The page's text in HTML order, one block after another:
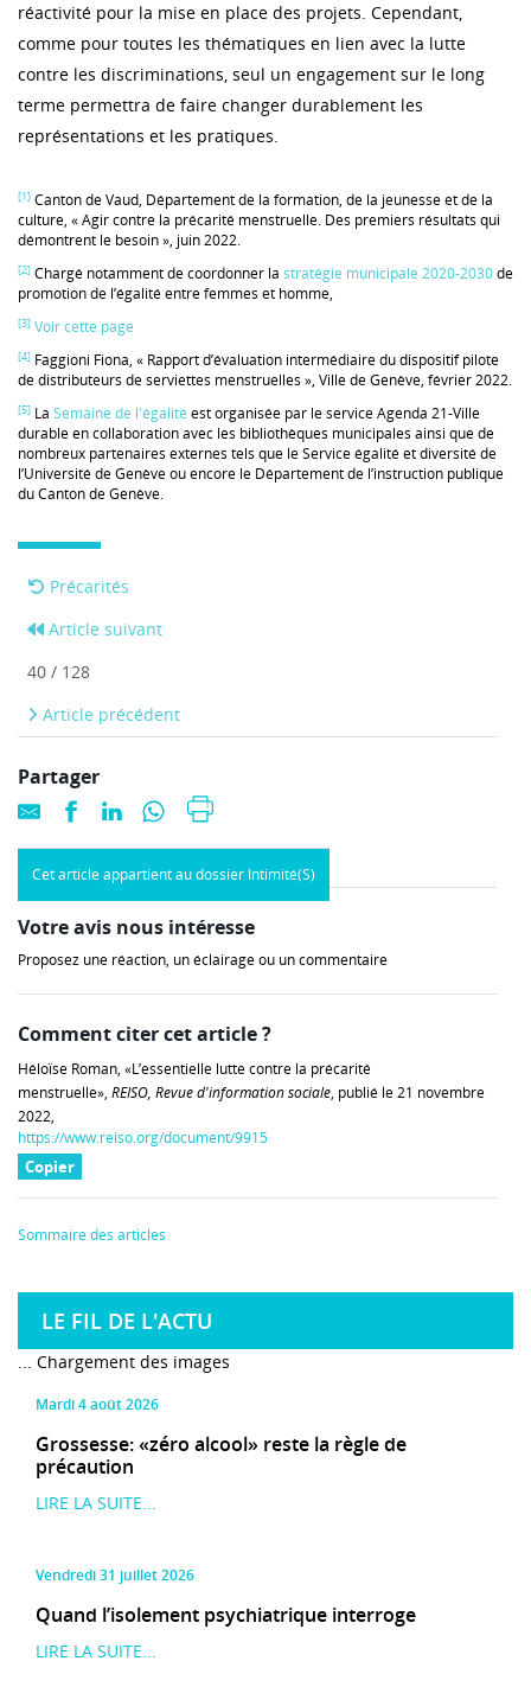
réactivité pour la mise en place des projets. Cependant,
comme pour toutes les thématiques en lien avec la lutte
contre les discriminations, seul un engagement sur le long
terme permettra de faire changer durablement les
représentations et les pratiques.
[1] Canton de Vaud, Département de la formation, de la jeunesse et de la
culture, « Agir contre la précarité menstruelle. Des premiers résultats qui
démontrent le besoin », juin 2022.
[2] Chargé notamment de coordonner la stratégie municipale 2020-2030de
promotion de l’égalité entre femmes et homme,
[3] Voir cette page
[4] Faggioni Fiona, « Rapport d’évaluation intermédiaire du dispositif pilote
de distributeurs de serviettes menstruelles », Ville de Genève, février 2022.
[5] La Semaine de l'égalité est organisée par le service Agenda 21-Ville
durable en collaboration avec les bibliothèques municipales ainsi que de
nombreux partenaires externes tels que le Service égalité et diversité de
l’Université de Genève ou encore le Département de l’instruction publique
du Canton de Genève.
Précarités
Article suivant
40 / 128
Article précédent
Partager
Cet article appartient au dossier Intimité(S)
Votre avis nous intéresse
Proposez une réaction, un éclairage ou un commentaire
Comment citer cet article ?
Héloïse Roman, «L’essentielle lutte contre la précarité
menstruelle», REISO, Revue d'information sociale, publié le 21 novembre
2022,
https://www.reiso.org/document/9915
Copier
Sommaire des articles
LE FIL DE L'ACTU
... Chargement des images
mardi 4 août 2026
Grossesse: «zéro alcool» reste la règle de
précaution
LIRE LA SUITE...
vendredi 31 juillet 2026
Quand l’isolement psychiatrique interroge
LIRE LA SUITE...